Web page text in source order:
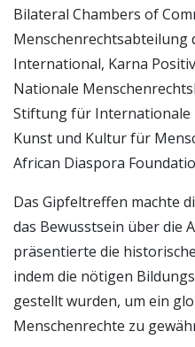
Bilateral Chambers of
Menschenrechtsabteilung
International, Karna
Nationale
Stiftung für Internationale
Kunst und Kultur für
African Diaspora
Das Gipfeltreffen machte
das Bewusstsein über die
präsentierte die
indem die nötigen
gestellt wurden, um ein
Menschenrechte zu